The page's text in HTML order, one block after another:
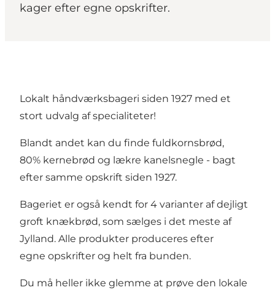
kager efter egne opskrifter.
Lokalt håndværksbageri siden 1927 med et
stort udvalg af specialiteter!
Blandt andet kan du finde fuldkornsbrød,
80% kernebrød og lækre kanelsnegle - bagt
efter samme opskrift siden 1927.
Bageriet er også kendt for 4 varianter af dejligt
groft knækbrød, som sælges i det meste af
Jylland. Alle produkter produceres efter
egne opskrifter og helt fra bunden.
Du må heller ikke glemme at prøve den lokale